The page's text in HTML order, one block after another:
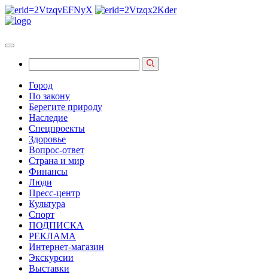
Город
По закону
Берегите природу
Наследие
Спецпроекты
Здоровье
Вопрос-ответ
Страна и мир
Финансы
Люди
Пресс-центр
Культура
Спорт
ПОДПИСКА
РЕКЛАМА
Интернет-магазин
Экскурсии
Выставки